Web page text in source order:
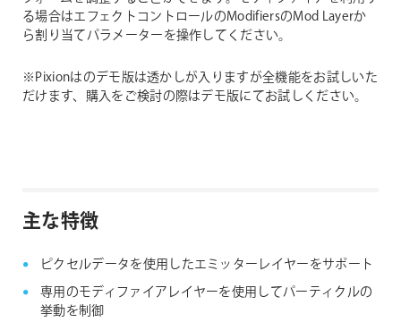
る場合はエフェクトコントロールのModifiersのMod Layerか
ら割り当てパラメーターを操作してください。
※Pixionはのデモ版は透かしが入りますが全機能をお試しいた
だけます、購入をご検討の際はデモ版にてお試しください。
主な特徴
ピクセルデータを使用したエミッターレイヤーをサポート
専用のモディファイアレイヤーを使用してパーティクルの
挙動を制御